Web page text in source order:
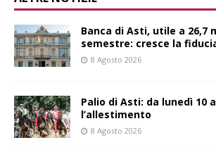
Banca di Asti, utile a 26,7
semestre: cresce la
8 Agosto 2026
Palio di Asti: da lunedì 10
l’allestimento
8 Agosto 2026